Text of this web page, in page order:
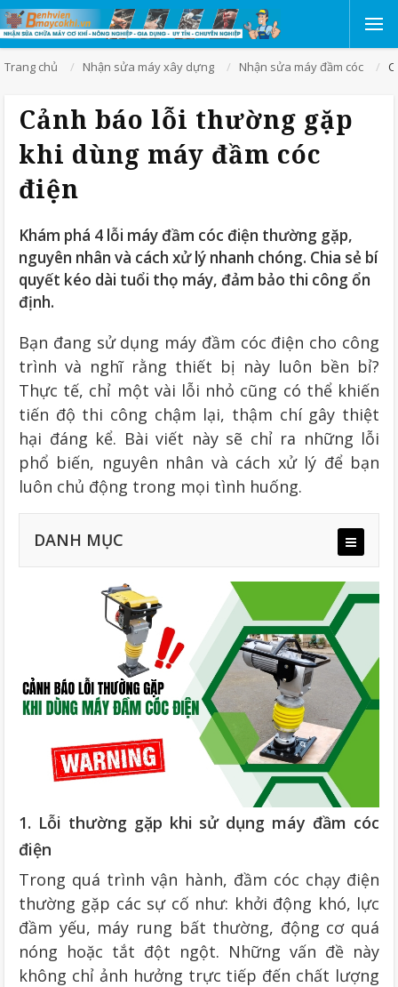
Trang chủ Nhận sửa máy xây dựng Nhận sửa máy đầm cóc
Cảnh báo lỗi thường gặp
khi dùng máy đầm cóc
điện
Khám phá 4 lỗi máy đầm cóc điện thường gặp,
nguyên nhân và cách xử lý nhanh chóng. Chia sẻ bí
quyết kéo dài tuổi thọ máy, đảm bảo thi công ổn
định.
Bạn đang sử dụng máy đầm cóc điện cho công
trình và nghĩ rằng thiết bị này luôn bền bỉ?
Thực tế, chỉ một vài lỗi nhỏ cũng có thể khiến
tiến độ thi công chậm lại, thậm chí gây thiệt
hại đáng kể. Bài viết này sẽ chỉ ra những lỗi
phổ biến, nguyên nhân và cách xử lý để bạn
luôn chủ động trong mọi tình huống.
DANH MỤC
2.1. Máy đầm cóc điện khởi động chập chờn
2.2. Đầm cóc điện rung yếu
2.3. Động cơ quá nhiệt, tự tắt giữa chừng
2.4. Mất nguồn bất ngờ khi đang vận hành
1. Lỗi thường gặp khi sử dụng máy đầm cóc
điện
Trong quá trình vận hành, đầm cóc chạy điện
thường gặp các sự cố như: khởi động khó, lực
đầm yếu, máy rung bất thường, động cơ quá
nóng hoặc tắt đột ngột. Những vấn đề này
không chỉ ảnh hưởng trực tiếp đến chất lượng